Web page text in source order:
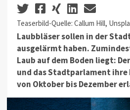
Teaserbild-Quelle: Callum Hill,
Laubbläser sollen in der
ausgelärmt haben.
Laub auf dem Boden liegt:
und das Stadtparlament ihre
von Oktober bis Dezember